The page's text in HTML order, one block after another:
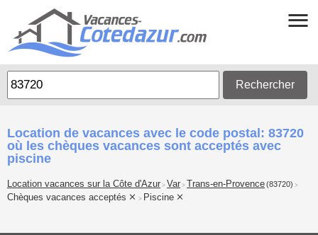
Rechercher
Location de vacances avec le code postal: 83720
où les chèques vacances sont acceptés avec
piscine
Location vacances sur la Côte d'Azur > Var > Trans-en-Provence(83720) >
Chèques vacances acceptés > Piscine